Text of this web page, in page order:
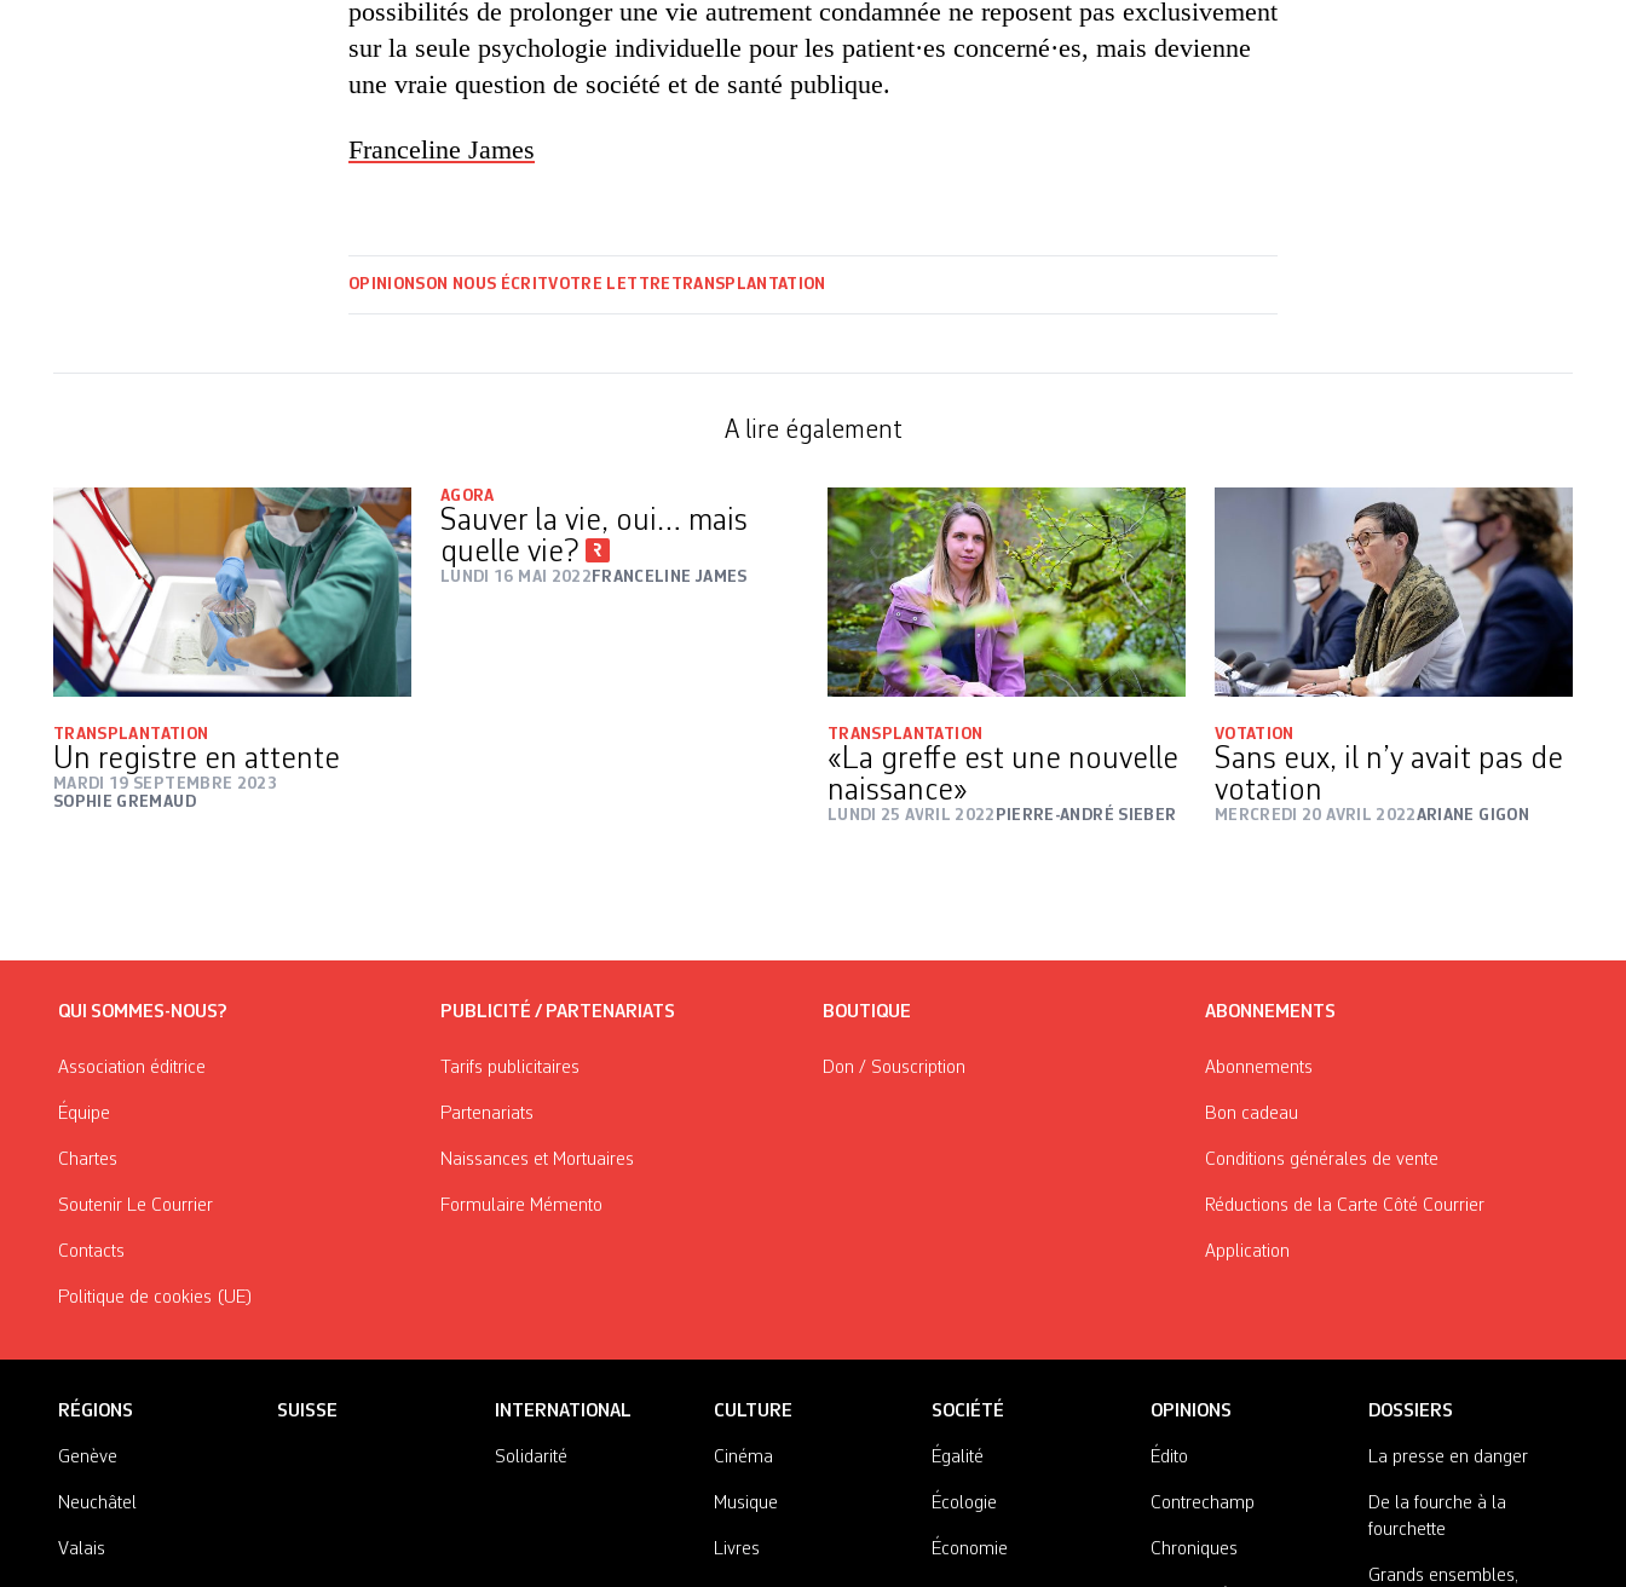
possibilités de prolonger une vie autrement condamnée ne reposent pas exclusivement
sur la seule psychologie individuelle pour les patient·es concerné·es, mais devienne
une vraie question de société et de santé publique.
Franceline James
OPINIONSON NOUS ÉCRITVOTRE LETTRE TRANSPLANTATION
A lire également
TRANSPLANTATION
Un registre en attente
MARDI 19 SEPTEMBRE 2023
SOPHIE GREMAUD
AGORA
Sauver la vie, oui… mais
quelle vie?
LUNDI 16 MAI 2022 FRANCELINE JAMES
TRANSPLANTATION
«La greffe est une nouvelle
naissance»
LUNDI 25 AVRIL 2022 PIERRE-ANDRÉ SIEBER
VOTATION
Sans eux, il n’y avait pas de
votation
MERCREDI 20 AVRIL 2022ARIANE GIGON
QUI SOMMES-NOUS?
Association éditrice
Équipe
Chartes
Soutenir Le Courrier
Contacts
Politique de cookies (UE)
PUBLICITÉ / PARTENARIATS
Tarifs publicitaires
Partenariats
Naissances et Mortuaires
Formulaire Mémento
BOUTIQUE
Don / Souscription
ABONNEMENTS
Abonnements
Bon cadeau
Conditions générales de vente
Réductions de la Carte Côté Courrier
Application
RÉGIONS
Genève
Neuchâtel
Valais
SUISSE INTERNATIONAL
Solidarité
CULTURE
Cinéma
Musique
Livres
SOCIÉTÉ
Égalité
Écologie
Économie
OPINIONS
Édito
Contrechamp
Chroniques
DOSSIERS
La presse en danger
De la fourche à la
fourchette
Grands ensembles,